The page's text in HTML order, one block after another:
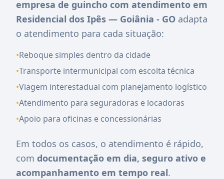
empresa de guincho com atendimento em
Residencial dos Ipês — Goiânia - GO adapta
o atendimento para cada situação:
•Reboque simples dentro da cidade
•Transporte intermunicipal com escolta técnica
•Viagem interestadual com planejamento logístico
•Atendimento para seguradoras e locadoras
•Apoio para oficinas e concessionárias
Em todos os casos, o atendimento é rápido,
com documentação em dia, seguro ativo e
acompanhamento em tempo real.